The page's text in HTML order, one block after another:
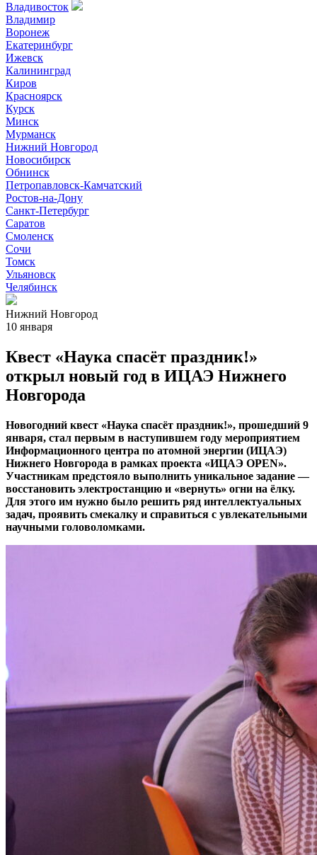
Владивосток
Владимир
Воронеж
Екатеринбург
Ижевск
Калининград
Киров
Красноярск
Курск
Минск
Мурманск
Нижний Новгород
Новосибирск
Обнинск
Петропавловск-Камчатский
Ростов-на-Дону
Санкт-Петербург
Саратов
Смоленск
Сочи
Томск
Ульяновск
Челябинск
Нижний Новгород
10 января
Квест «Наука спасёт праздник!»
открыл новый год в ИЦАЭ Нижнего
Новгорода
Новогодний квест «Наука спасёт праздник!», прошедший 9
января, стал первым в наступившем году мероприятием
Информационного центра по атомной энергии (ИЦАЭ)
Нижнего Новгорода в рамках проекта «ИЦАЭ OPEN».
Участникам предстояло выполнить уникальное задание —
восстановить электростанцию и «вернуть» огни на ёлку.
Для этого им нужно было решить ряд интеллектуальных
задач, проявить смекалку и справиться с увлекательными
научными головоломками.